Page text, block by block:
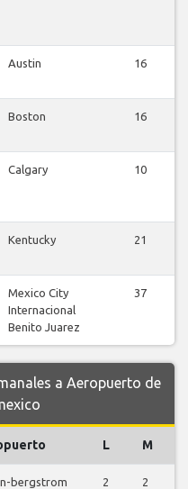
Austin 16
Boston 16
Calgary 10
Kentucky 21
Mexico City
Internacional
Benito Juarez
37
a Aeropuerto de
L M
bergstrom
2 2